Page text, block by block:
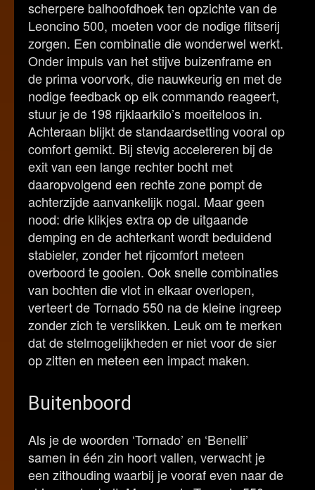
scherpere balhoofdhoek ten opzichte van de
Leoncino 500, moeten voor de nodige flitserij
zorgen. Een combinatie die wonderwel werkt.
Onder impuls van het stijve buizenframe en
de prima voorvork, die nauwkeurig en met de
nodige feedback op elk commando reageert,
stuur je de 198 rijklaarkilo’s moeiteloos in.
Achteraan blijkt de standaardsetting vooral op
comfort gemikt. Bij stevig accelereren bij de
exit van een lange rechter bocht met
daaropvolgend een rechte zone pompt de
achterzijde aanvankelijk nogal. Maar geen
nood: drie klikjes extra op de uitgaande
demping en de achterkant wordt beduidend
stabieler, zonder het rijcomfort meteen
overboord te gooien. Ook snelle combinaties
van bochten die vlot in elkaar overlopen,
verteert de Tornado 550 na de kleine ingreep
zonder zich te verslikken. Leuk om te merken
dat de stelmogelijkheden er niet voor de sier
op zitten en meteen een impact maken.
Buitenboord
Als je de woorden ‘Tornado’ en ‘Benelli’
samen in één zin hoort vallen, verwacht je
een zithouding waarbij je vooraf even naar de